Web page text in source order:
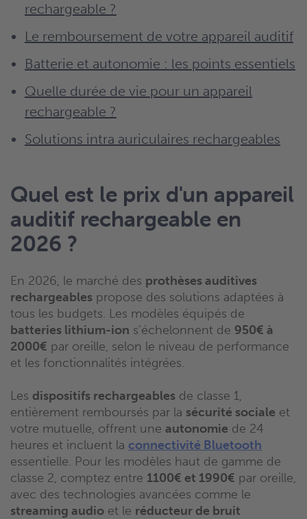
rechargeable ?
Le remboursement de votre appareil auditif
Batterie et autonomie : les points essentiels
Quelle durée de vie pour un appareil
rechargeable ?
Solutions intra auriculaires rechargeables
Quel est le prix d'un appareil
auditif rechargeable en
2026 ?
En 2026, le marché des prothèses auditives
rechargeables propose des solutions adaptées à
tous les budgets. Les modèles équipés de
batteries lithium-ion s’échelonnent de 950€ à
2000€ par oreille, selon le niveau de performance
et les fonctionnalités intégrées.
Les dispositifs rechargeables de classe 1,
entièrement remboursés par la sécurité sociale et
votre mutuelle, offrent une autonomie de 24
heures et incluent la connectivité Bluetooth
essentielle. Pour les modèles haut de gamme de
classe 2, comptez entre 1100€ et 1990€ par oreille,
avec des technologies avancées comme le
streaming audio et le réducteur de bruit